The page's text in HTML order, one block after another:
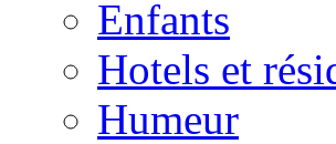
Enfants
Hotels et
Humeur